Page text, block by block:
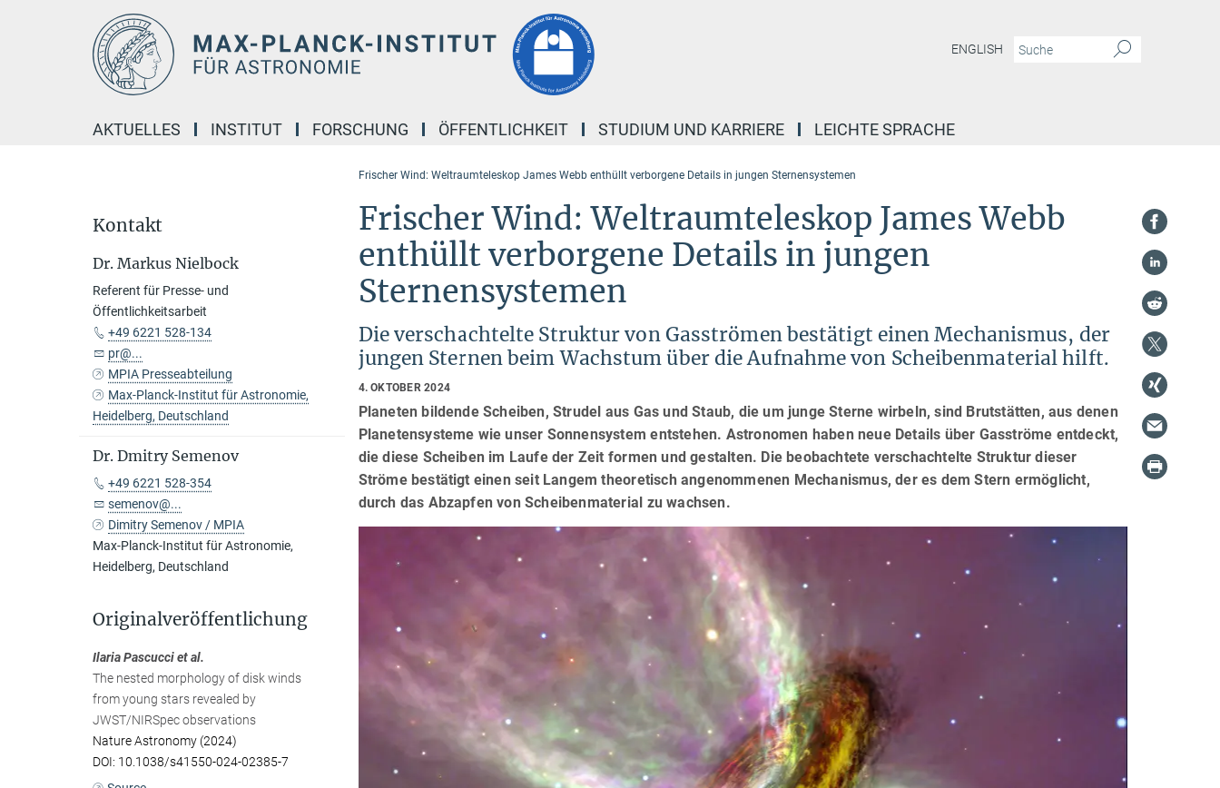
ENGLISH
AKTUELLES INSTITUT FORSCHUNG ÖFFENTLICHKEIT STUDIUM UND KARRIERE LEICHTE SPRACHE
Frischer Wind: Weltraumteleskop James Webb enthüllt verborgene Details in jungen Sternensystemen
Frischer Wind: Weltraumteleskop James Webb
enthüllt verborgene Details in jungen
Sternensystemen
Die verschachtelte Struktur von Gasströmen bestätigt einen Mechanismus, der
jungen Sternen beim Wachstum über die Aufnahme von Scheibenmaterial hilft.
4. OKTOBER 2024
Planeten bildende Scheiben, Strudel aus Gas und Staub, die um junge Sterne wirbeln, sind Brutstätten, aus denen
Planetensysteme wie unser Sonnensystem entstehen. Astronomen haben neue Details über Gasströme entdeckt,
die diese Scheiben im Laufe der Zeit formen und gestalten. Die beobachtete verschachtelte Struktur dieser
Ströme bestätigt einen seit Langem theoretisch angenommenen Mechanismus, der es dem Stern ermöglicht,
durch das Abzapfen von Scheibenmaterial zu wachsen.
Kontakt
Dr. Markus Nielbock
Referent für Presse- und
Öffentlichkeitsarbeit
+49 6221 528-134
pr@...
MPIA Presseabteilung
Max-Planck-Institut für Astronomie,
Heidelberg, Deutschland
Dr. Dmitry Semenov
+49 6221 528-354
semenov@...
Dimitry Semenov / MPIA
Max-Planck-Institut für Astronomie,
Heidelberg, Deutschland
Originalveröffentlichung
Ilaria Pascucci et al.
The nested morphology of disk winds
from young stars revealed by
JWST/NIRSpec observations
Nature Astronomy (2024)
DOI: 10.1038/s41550-024-02385-7